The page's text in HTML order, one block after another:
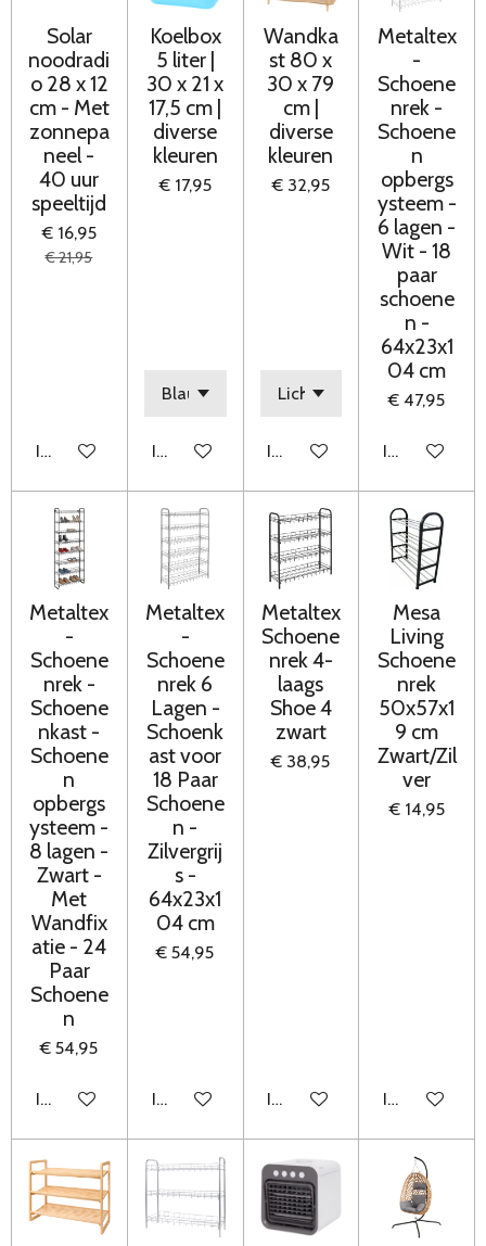
Solar
noodradi
o 28 x 12
cm - Met
zonnepa
neel -
40 uur
speeltijd
€ 16,95
€ 21,95
In winkelwagen
Koelbox
5 liter |
30 x 21 x
17,5 cm |
diverse
kleuren
€ 17,95
In winkelwagen
Wandka
st 80 x
30 x 79
cm |
diverse
kleuren
€ 32,95
In winkelwagen
Metaltex
-
Schoene
nrek -
Schoene
n
opbergs
ysteem -
6 lagen -
Wit - 18
paar
schoene
n -
64x23x1
04 cm
€ 47,95
In
Metaltex
-
Schoene
nrek -
Schoene
nkast -
Schoene
n
opbergs
ysteem -
8 lagen -
Zwart -
Met
Wandfix
atie - 24
Paar
Schoene
n
€ 54,95
In winkelwagen
Metaltex
-
Schoene
nrek 6
Lagen -
Schoenk
ast voor
18 Paar
Schoene
n -
Zilvergrij
s -
64x23x1
04 cm
€ 54,95
In winkelwagen
Metaltex
Schoene
nrek 4-
laags
Shoe 4
zwart
€ 38,95
In winkelwagen
Mesa
Living
Schoene
nrek
50x57x1
9 cm
Zwart/Zil
ver
€ 14,95
In